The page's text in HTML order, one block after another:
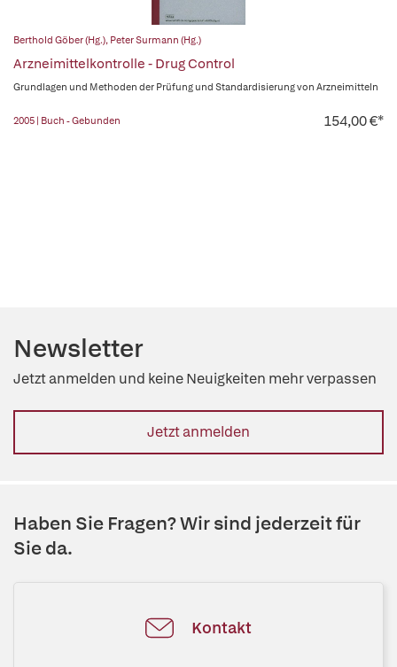
Berthold Göber (Hg.), Peter Surmann (Hg.)
Arzneimittelkontrolle - Drug Control
Grundlagen und Methoden der Prüfung und Standardisierung von Arzneimitteln
2005 | Buch - Gebunden 154,00 €*
Newsletter
Jetzt anmelden und keine Neuigkeiten mehr verpassen
Jetzt anmelden
Haben Sie Fragen? Wir sind jederzeit für
Sie da.
Kontakt